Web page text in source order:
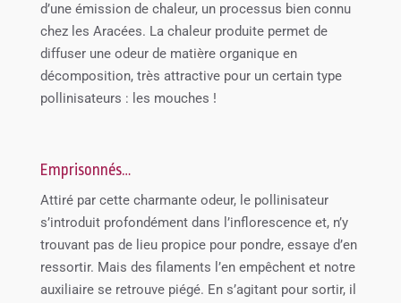
d’une émission de chaleur, un processus bien connu
chez les Aracées. La chaleur produite permet de
diffuser une odeur de matière organique en
décomposition, très attractive pour un certain type
pollinisateurs : les mouches !
Emprisonnés…
Attiré par cette charmante odeur, le pollinisateur
s’introduit profondément dans l’inflorescence et, n’y
trouvant pas de lieu propice pour pondre, essaye d’en
ressortir. Mais des filaments l’en empêchent et notre
auxiliaire se retrouve piégé. En s’agitant pour sortir, il